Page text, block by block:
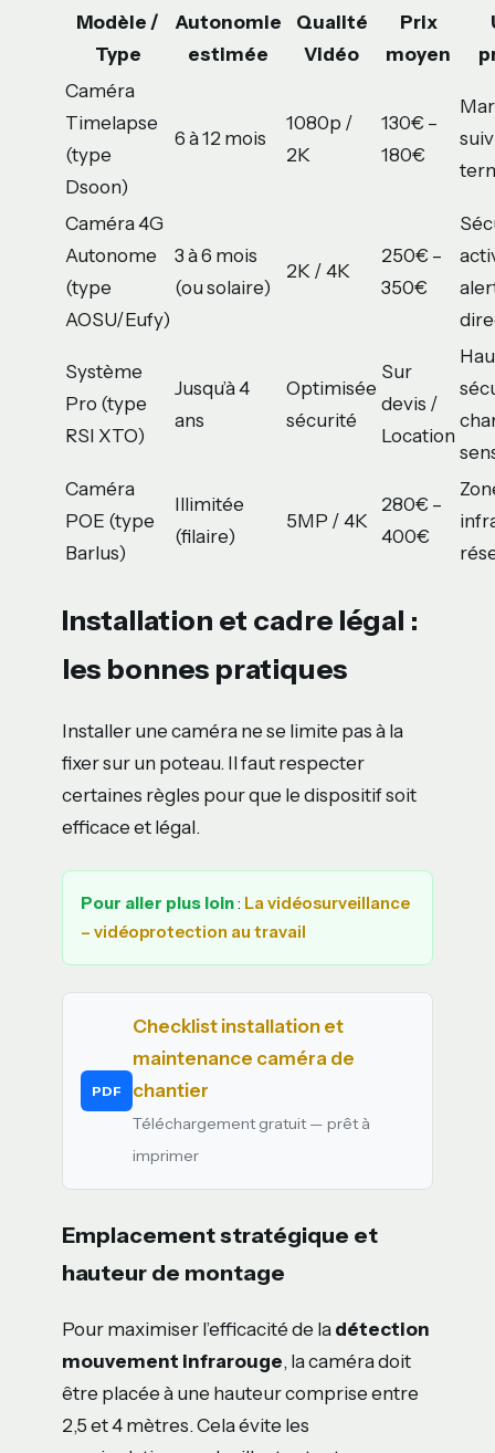
Modèle /
Type
Autonomie
estimée
Qualité
Vidéo
Prix
moyen
Caméra
Timelapse
(type
Dsoon)
6 à 12 mois
1080p /
2K
130€ –
180€
Caméra 4G
Autonome
(type
AOSU/Eufy)
3 à 6 mois
(ou solaire)
2K / 4K
250€ –
350€
Système
Pro (type
RSI XTO)
Jusqu’à 4
ans
Optimisée
sécurité
Sur
devis /
Location
Caméra
POE (type
Barlus)
Illimitée
(filaire)
5MP / 4K
280€ –
400€
Installation et cadre légal :
les bonnes pratiques
Installer une caméra ne se limite pas à la
fixer sur un poteau. Il faut respecter
certaines règles pour que le dispositif soit
efficace et légal.
Pour aller plus loin: La vidéosurveillance
– vidéoprotection au travail
PDF
Checklist installation et
maintenance caméra de
chantier
Téléchargement gratuit — prêt à
imprimer
Emplacement stratégique et
hauteur de montage
Pour maximiser l’efficacité de la détection
mouvement infrarouge, la caméra doit
être placée à une hauteur comprise entre
2,5 et 4 mètres. Cela évite les